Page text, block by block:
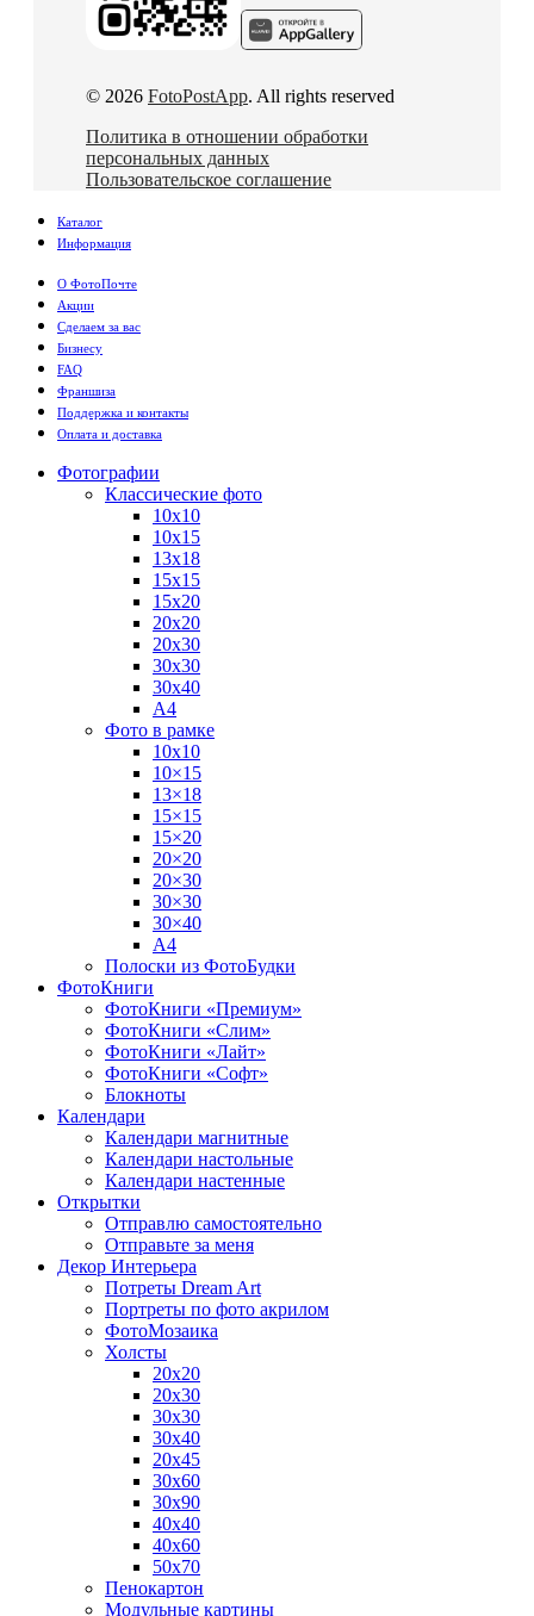
© 2026 FotoPostApp. All rights reserved
Политика в отношении обработки
персональных данных
Пользовательское соглашение
Каталог
Информация
О ФотоПочте
Акции
Сделаем за вас
Бизнесу
FAQ
Франшиза
Поддержка и контакты
Оплата и доставка
Фотографии
Классические фото
10х10
10х15
13х18
15х15
15х20
20х20
20х30
30х30
30х40
А4
Фото в рамке
10х10
10×15
13×18
15×15
15×20
20×20
20×30
30×30
30×40
A4
Полоски из ФотоБудки
ФотоКниги
ФотоКниги «Премиум»
ФотоКниги «Слим»
ФотоКниги «Лайт»
ФотоКниги «Софт»
Блокноты
Календари
Календари магнитные
Календари настольные
Календари настенные
Открытки
Отправлю самостоятельно
Отправьте за меня
Декор Интерьера
Потреты Dream Art
Портреты по фото акрилом
ФотоМозаика
Холсты
20х20
20х30
30х30
30х40
20х45
30х60
30х90
40х40
40х60
50х70
Пенокартон
Модульные картины